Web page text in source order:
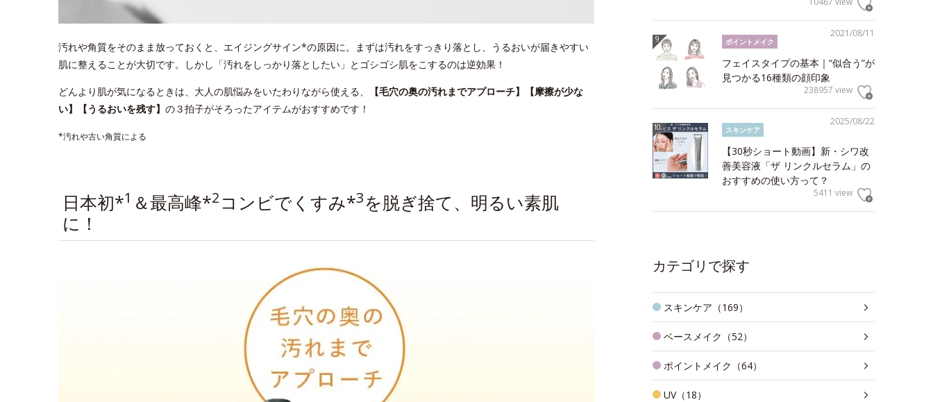
汚れや角質をそのまま放っておくと、エイジングサイン*の原因に。まずは汚れをすっきり落とし、うるおいが届きやすい
肌に整えることが大切です。しかし「汚れをしっかり落としたい」とゴシゴシ肌をこするのは逆効果！
どんより肌が気になるときは、大人の肌悩みをいたわりながら使える、
【毛穴の奥の汚れまでアプローチ】【摩擦が少な
い】【うるおいを残す】 の３拍子がそろったアイテムがおすすめです！
*汚れや古い角質による
日本初*1 ＆最高峰*2コンビでくすみ*3を脱ぎ捨て、明るい素肌
に！
2021/08/11
ポイントメイク
フェイスタイプの基本｜“似合う”が
見つかる16種類の顔印象
238957 view
2025/08/22
スキンケア
【30秒ショート動画】新・シワ改
善美容液「ザ リンクルセラム」の
おすすめの使い方って？
5411 view
カテゴリで探す
スキンケア（169）
ベースメイク（52）
ポイントメイク（64）
UV（18）